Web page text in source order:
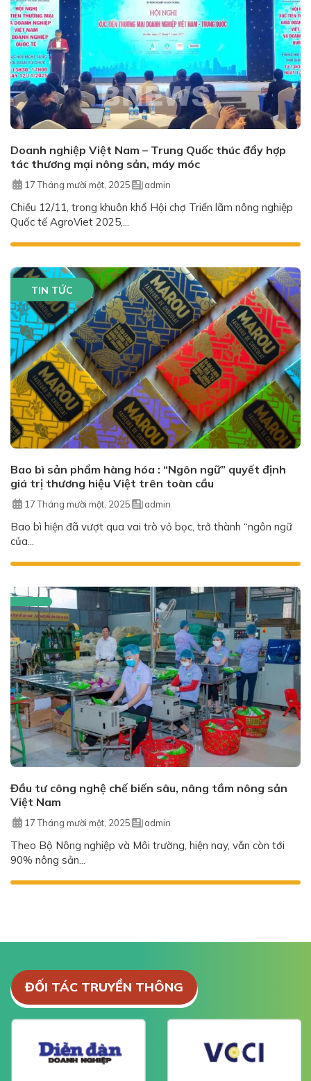
Doanh nghiệp Việt Nam – Trung Quốc thúc đẩy hợp
tác thương mại nông sản, máy móc
17 Tháng mười một, 2025 admin
Chiều 12/11, trong khuôn khổ Hội chợ Triển lãm nông nghiệp
Quốc tế AgroViet 2025,...
TIN TỨC
Bao bì sản phẩm hàng hóa : “Ngôn ngữ” quyết định
giá trị thương hiệu Việt trên toàn cầu
17 Tháng mười một, 2025 admin
Bao bì hiện đã vượt qua vai trò vỏ bọc, trở thành “ngôn ngữ
của...
Đầu tư công nghệ chế biến sâu, nâng tầm nông sản
Việt Nam
17 Tháng mười một, 2025 admin
Theo Bộ Nông nghiệp và Môi trường, hiện nay, vẫn còn tới
90% nông sản...
ĐỐI TÁC TRUYỀN THÔNG